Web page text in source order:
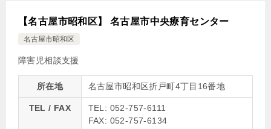
【名古屋市昭和区】 名古屋市中央療育センター
名古屋市昭和区
障害児相談支援
所在地 名古屋市昭和区折戸町4丁目16番地
TEL / FAX
TEL: 052-757-6111
FAX: 052-757-6134